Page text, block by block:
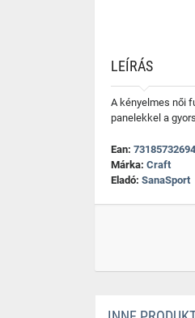
LEÍRÁS
A kényelmes női
panelekkel a
Ean:
Márka: Craft
Eladó: SanaSport